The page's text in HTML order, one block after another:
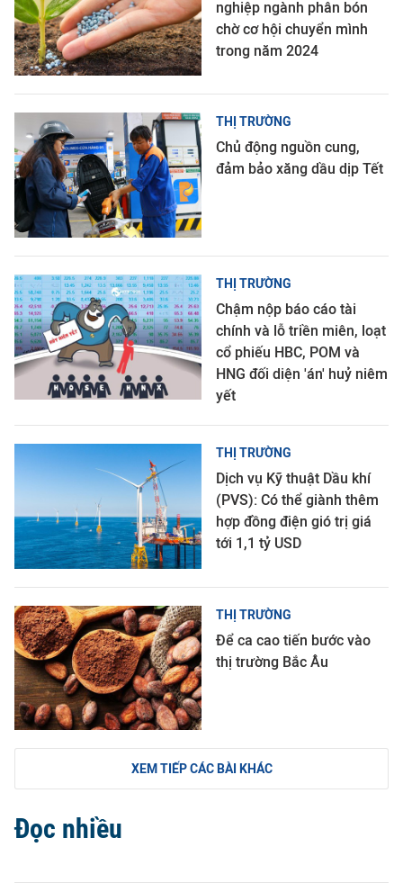
nghiệp ngành phân bón
chờ cơ hội chuyển mình
trong năm 2024
THỊ TRƯỜNG
Chủ động nguồn cung,
đảm bảo xăng dầu dịp Tết
THỊ TRƯỜNG
Chậm nộp báo cáo tài
chính và lỗ triền miên, loạt
cổ phiếu HBC, POM và
HNG đối diện 'án' huỷ niêm
yết
THỊ TRƯỜNG
Dịch vụ Kỹ thuật Dầu khí
(PVS): Có thể giành thêm
hợp đồng điện gió trị giá
tới 1,1 tỷ USD
THỊ TRƯỜNG
Để ca cao tiến bước vào
thị trường Bắc Âu
XEM TIẾP CÁC BÀI KHÁC
Đọc nhiều